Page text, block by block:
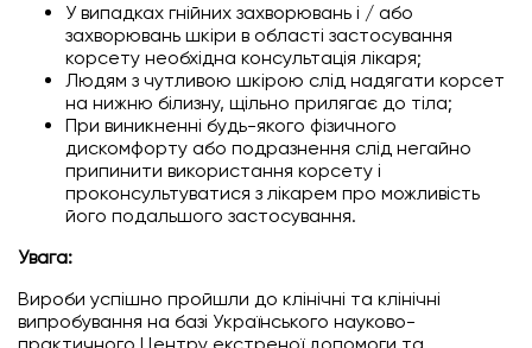
У випадках гнійних захворювань і / або
захворювань шкіри в області застосування
корсету необхідна консультація лікаря;
Людям з чутливою шкірою слід надягати корсет
на нижню білизну, щільно прилягає до тіла;
При виникненні будь-якого фізичного
дискомфорту або подразнення слід негайно
припинити використання корсету і
проконсультуватися з лікарем про можливість
його подальшого застосування.
Увага:
Вироби успішно пройшли до клінічні та клінічні
випробування на базі Українського науково-